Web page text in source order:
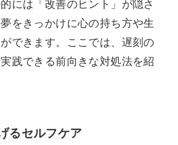
には「改善のヒント」が隠さ
をきっかけに心の持ち方や生
できます。ここでは、遅刻の
践できる前向きな対処法を紹
るセルフケア